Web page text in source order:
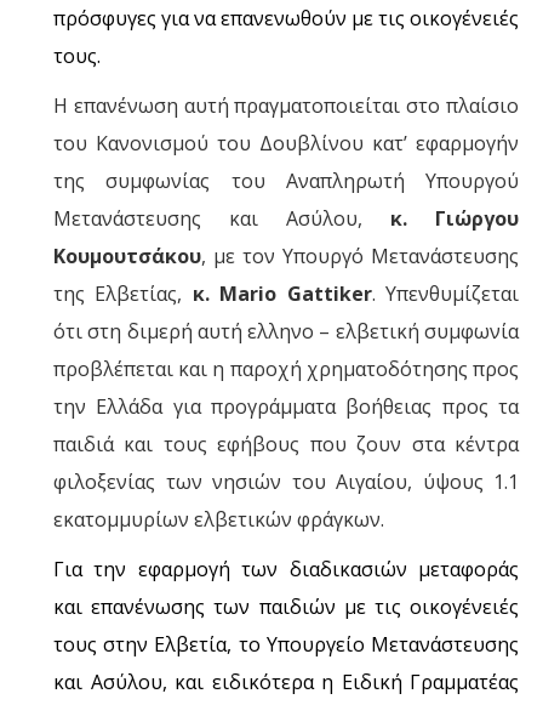
πρόσφυγες για να επανενωθούν με τις οικογένειές
τους.
Η επανένωση αυτή πραγματοποιείται στο πλαίσιο
του Κανονισμού του Δουβλίνου κατ’ εφαρμογήν
της συμφωνίας του Αναπληρωτή Υπουργού
Μετανάστευσης και Ασύλου, κ. Γιώργου
Κουμουτσάκου, με τον Υπουργό Μετανάστευσης
της Ελβετίας, κ. Mario Gattiker. Υπενθυμίζεται
ότι στη διμερή αυτή ελληνο – ελβετική συμφωνία
προβλέπεται και η παροχή χρηματοδότησης προς
την Ελλάδα για προγράμματα βοήθειας προς τα
παιδιά και τους εφήβους που ζουν στα κέντρα
φιλοξενίας των νησιών του Αιγαίου, ύψους 1.1
εκατομμυρίων ελβετικών φράγκων.
Για την εφαρμογή των διαδικασιών μεταφοράς
και επανένωσης των παιδιών με τις οικογένειές
τους στην Ελβετία, το Υπουργείο Μετανάστευσης
και Ασύλου, και ειδικότερα η Ειδική Γραμματέας